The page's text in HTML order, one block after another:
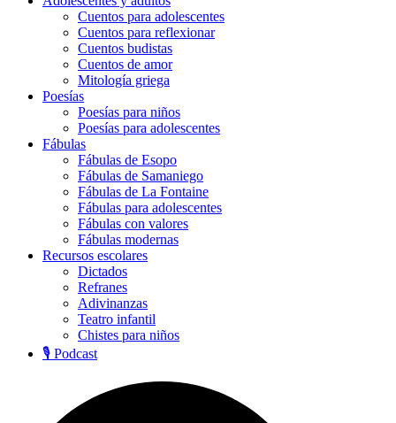
Cuentos para adolescentes
Cuentos para reflexionar
Cuentos budistas
Cuentos de amor
Mitología griega
Poesías
Poesías para niños
Poesías para adolescentes
Fábulas
Fábulas de Esopo
Fábulas de Samaniego
Fábulas de La Fontaine
Fábulas para adolescentes
Fábulas con valores
Fábulas modernas
Recursos escolares
Dictados
Refranes
Adivinanzas
Teatro infantil
Chistes para niños
🎙️ Podcast